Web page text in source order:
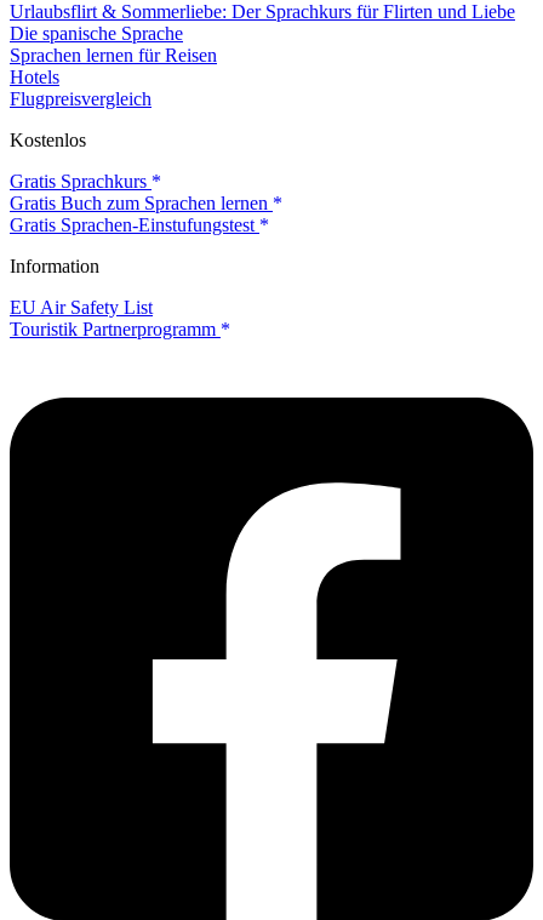
Urlaubsflirt & Sommerliebe: Der Sprachkurs für Flirten und Liebe
Die spanische Sprache
Sprachen lernen für Reisen
Hotels
Flugpreisvergleich
Kostenlos
Gratis Sprachkurs
Gratis Buch zum Sprachen lernen
Gratis Sprachen-Einstufungstest
Information
EU Air Safety List
Touristik Partnerprogramm